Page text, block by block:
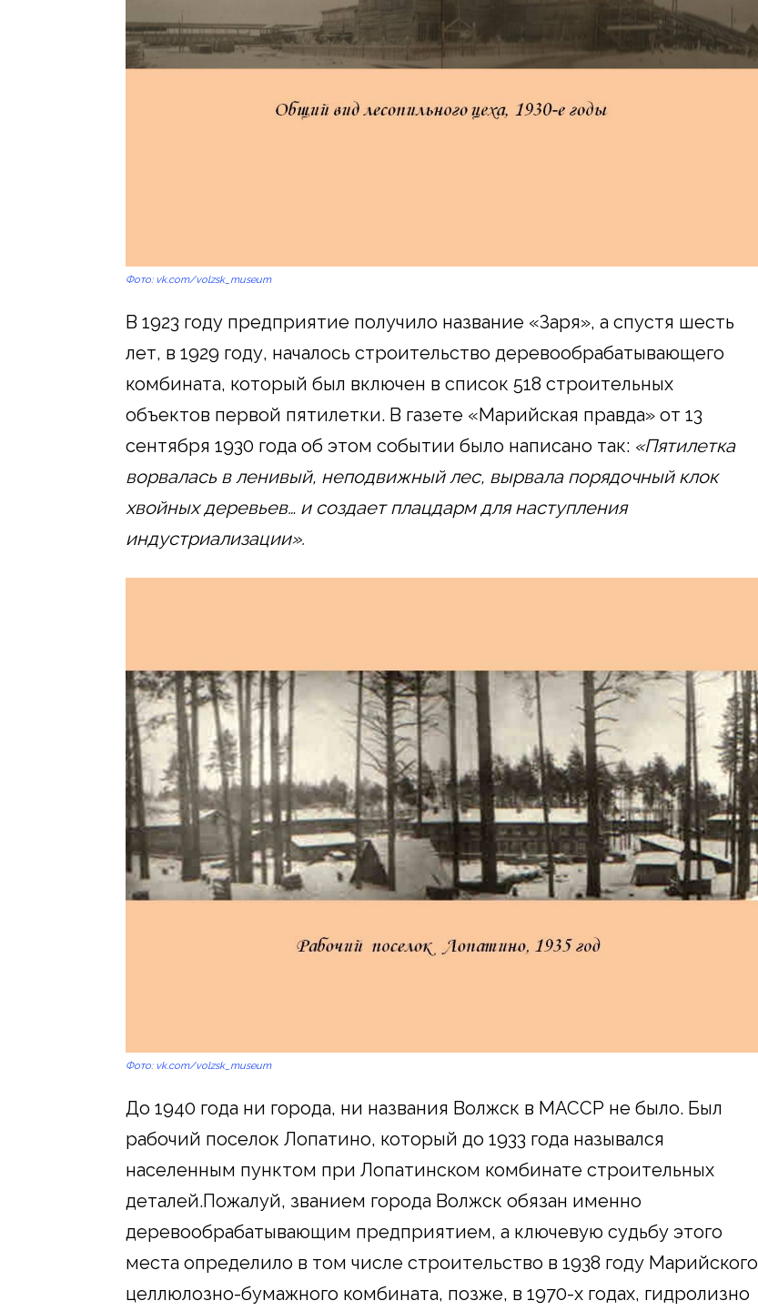
Фото: vk.com/volzsk_museum
В 1923 году предприятие получило название «Заря», а спустя шесть
лет, в 1929 году, началось строительство деревообрабатывающего
комбината, который был включен в список 518 строительных
объектов первой пятилетки. В газете «Марийская правда» от 13
сентября 1930 года об этом событии было написано так: «Пятилетка
ворвалась в ленивый, неподвижный лес, вырвала порядочный клок
хвойных деревьев… и создает плацдарм для наступления
индустриализации».
Фото: vk.com/volzsk_museum
До 1940 года ни города, ни названия Волжск в МАССР не было. Был
рабочий поселок Лопатино, который до 1933 года назывался
населенным пунктом при Лопатинском комбинате строительных
деталей.Пожалуй, званием города Волжск обязан именно
деревообрабатывающим предприятием, а ключевую судьбу этого
места определило в том числе строительство в 1938 году Марийского
целлюлозно-бумажного комбината, позже, в 1970-х годах, гидролизно